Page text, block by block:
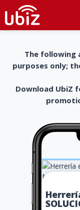
The following
purposes only;
Download UbiZ